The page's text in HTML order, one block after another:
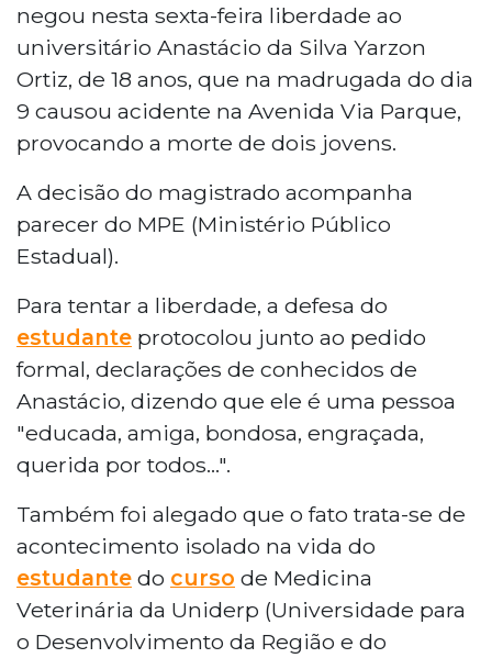
negou nesta sexta-feira liberdade ao
universitário Anastácio da Silva Yarzon
Ortiz, de 18 anos, que na madrugada do dia
9 causou acidente na Avenida Via Parque,
provocando a morte de dois jovens.
A decisão do magistrado acompanha
parecer do MPE (Ministério Público
Estadual).
Para tentar a liberdade, a defesa do
estudante protocolou junto ao pedido
formal, declarações de conhecidos de
Anastácio, dizendo que ele é uma pessoa
"educada, amiga, bondosa, engraçada,
querida por todos...".
Também foi alegado que o fato trata-se de
acontecimento isolado na vida do
estudante do curso de Medicina
Veterinária da Uniderp (Universidade para
o Desenvolvimento da Região e do